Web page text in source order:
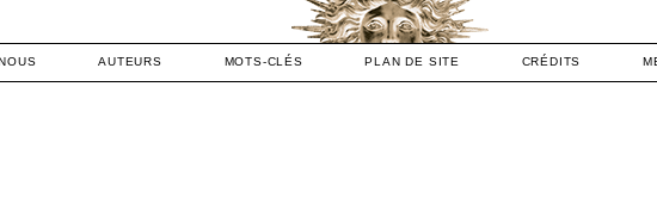
AUTEURS MOTS-CLÉS PLAN DE SITE CRÉDITS